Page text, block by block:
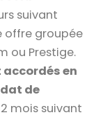
suivant
offre groupée
ou Prestige.
en
de
mois suivant